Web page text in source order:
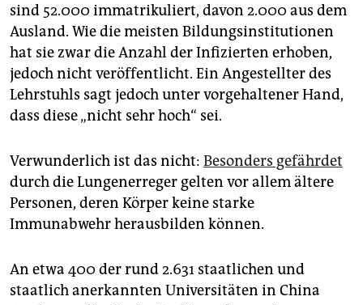
sind 52.000 immatrikuliert, davon 2.000 aus dem
Ausland. Wie die meisten Bildungsinstitutionen
hat sie zwar die Anzahl der Infizierten erhoben,
jedoch nicht veröffentlicht. Ein Angestellter des
Lehrstuhls sagt jedoch unter vorgehaltener Hand,
dass diese „nicht sehr hoch“ sei.
Verwunderlich ist das nicht: Besonders gefährdet
durch die Lungenerreger gelten vor allem ältere
Personen, deren Körper keine starke
Immunabwehr herausbilden können.
An etwa 400 der rund 2.631 staatlichen und
staatlich anerkannten Universitäten in China